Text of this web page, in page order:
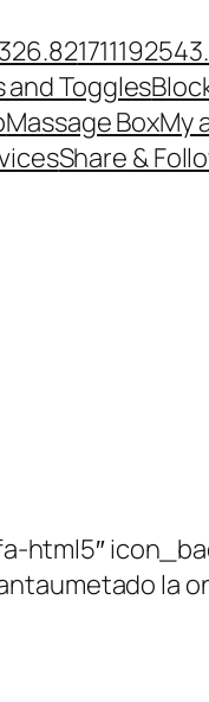
Toggles
Massage BoxMy
Share &
html5″
la